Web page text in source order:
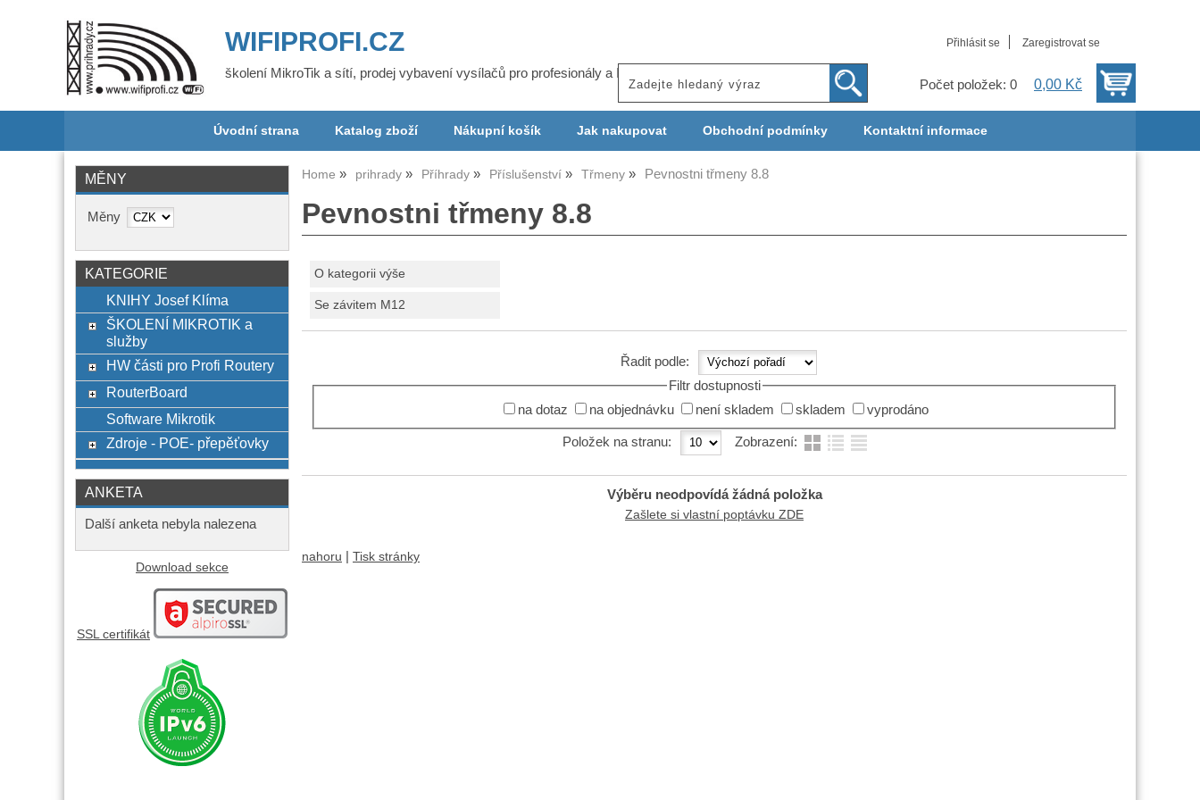
Přihlásit se Zaregistrovat se
Počet položek: 0 0,00 Kč
WIFIPROFI.CZ
školení MikroTik a sítí, prodej vybavení vysílačů pro profesionály a ISP
Úvodní strana Katalog zboží Nákupní košík Jak nakupovat Obchodní podmínky Kontaktní informace
Home prihrady Příhrady Příslušenství Třmeny Pevnostni třmeny 8.8
Pevnostni třmeny 8.8
O kategorii výše
Se závitem M12
Řadit podle:
Filtr dostupnosti
na dotaz
na objednávku není skladem skladem vyprodáno
Položek na stranu: Zobrazení:
Výběru neodpovídá žádná položka
Zašlete si vlastní poptávku ZDE
nahoru Tisk stránky
MĚNY
Měny
KATEGORIE
KNIHY Josef Klíma
ŠKOLENÍ MIKROTIK a
služby
HW části pro Profi Routery
RouterBoard
Software Mikrotik
Zdroje - POE- přepěťovky
ANKETA
Další anketa nebyla nalezena
Download sekce
SSL certifikát